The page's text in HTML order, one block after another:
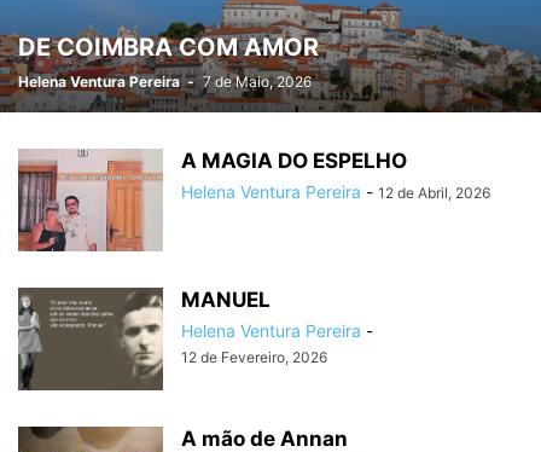
DE COIMBRA COM AMOR
Helena Ventura Pereira - 7 de Maio, 2026
A MAGIA DO ESPELHO
Helena Ventura Pereira - 12 de Abril, 2026
MANUEL
Helena Ventura Pereira -
12 de Fevereiro, 2026
A mão de Annan